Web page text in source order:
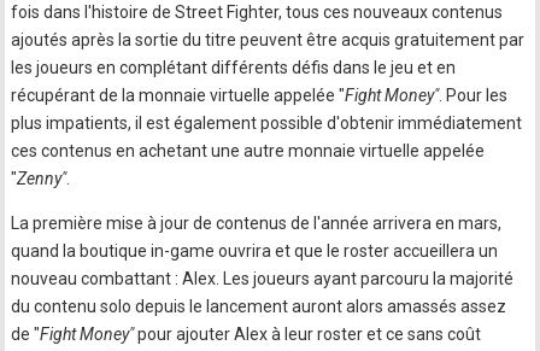
fois dans l'histoire de Street Fighter, tous ces nouveaux contenus
ajoutés après la sortie du titre peuvent être acquis gratuitement par
les joueurs en complétant différents défis dans le jeu et en
récupérant de la monnaie virtuelle appelée "Fight Money". Pour les
plus impatients, il est également possible d'obtenir immédiatement
ces contenus en achetant une autre monnaie virtuelle appelée
"Zenny".
La première mise à jour de contenus de l'année arrivera en mars,
quand la boutique in-game ouvrira et que le roster accueillera un
nouveau combattant : Alex. Les joueurs ayant parcouru la majorité
du contenu solo depuis le lancement auront alors amassés assez
de "Fight Money"pour ajouter Alex à leur roster et ce sans coût